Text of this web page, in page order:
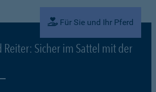
Für Sie und Ihr Pferd
Reiter: Sicher im Sattel mit der